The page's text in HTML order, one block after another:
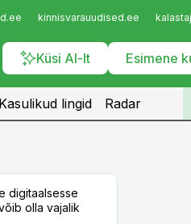
kinnisvarauudised.ee
Küsi AI-lt Esimene
Kasulikud lingid Radar
digitaalsesse
olla vajalik